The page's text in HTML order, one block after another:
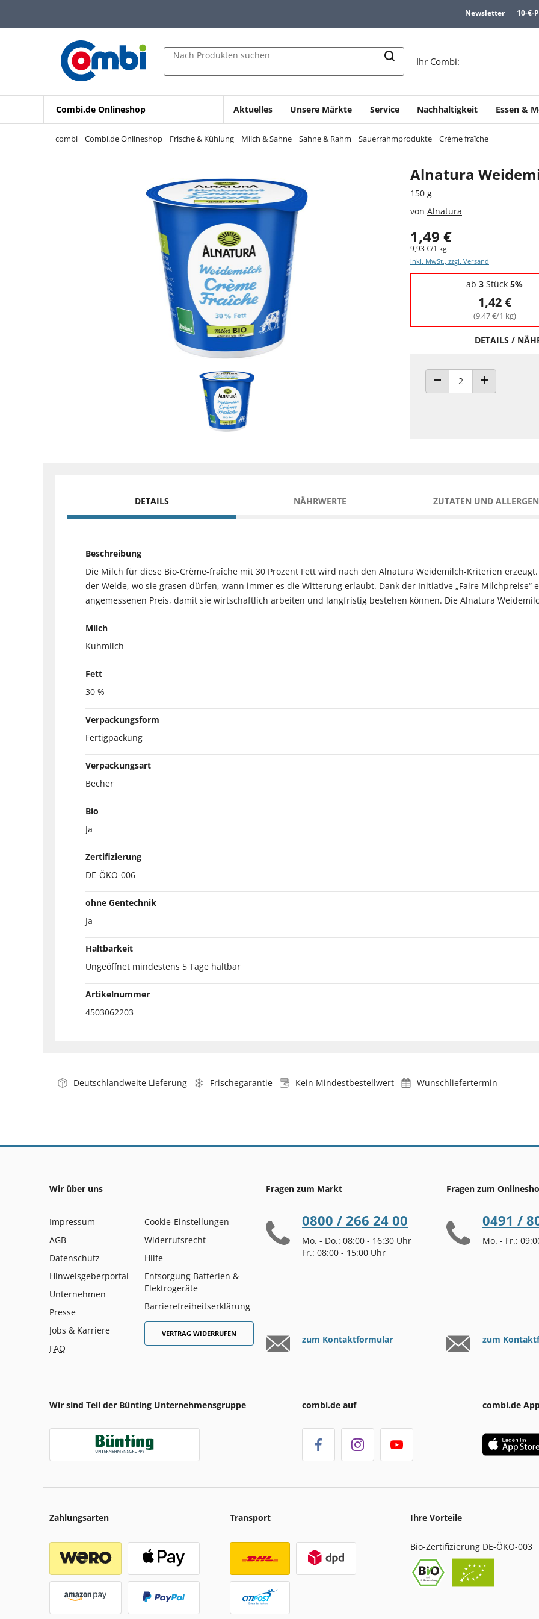
Zur Navigation springen
Zur Suche springen
Newsletter 10-€-
Nach Produkten suchen
Ihr Combi:
Combi.de Onlineshop Aktuelles Unsere Märkte Service Nachhaltigkeit Essen &
combi Combi.de Onlineshop Frische & Kühlung Milch & Sahne Sahne & Rahm Sauerrahmprodukte Crème fraîche
Alnatura
150 g
von Alnatura
1,49 €
9,93 €/1 kg
inkl. MwSt., zzgl. Versand
Staffelpreise - Mengenrabatt
ab 3 Stück 5%
1,42 €
(9,47 €/1 kg)
DETAILS /
ANZAHL VERRINGERN
ANZAHL
DETAILS NÄHRWERTE ZUTATEN UND
Beschreibung
Die Milch für diese Bio-Crème-fraîche mit 30 Prozent Fett wird nach den Alnatura Weidemilch-Kriterien
der Weide, wo sie grasen dürfen, wann immer es die Witterung erlaubt. Dank der Initiative „Faire
angemessenen Preis, damit sie wirtschaftlich arbeiten und langfristig bestehen können. Die Alnatura
Milch
Kuhmilch
Fett
30 %
Verpackungsform
Fertigpackung
Verpackungsart
Becher
Bio
Ja
Zertifizierung
DE-ÖKO-006
ohne Gentechnik
Ja
Haltbarkeit
Ungeöffnet mindestens 5 Tage haltbar
Artikelnummer
4503062203
Deutschlandweite Lieferung Frischegarantie Kein Mindestbestellwert Wunschliefertermin
Wir über uns
Impressum
AGB
Datenschutz
Hinweisgeberportal
Unternehmen
Presse
Jobs & Karriere
FAQ
Cookie-Einstellungen
Widerrufsrecht
Hilfe
Entsorgung Batterien &
Elektrogeräte
Barrierefreiheitserklärung
VERTRAG WIDERRUFEN
Fragen zum Markt
0800 / 266 24 00
Mo. - Do.: 08:00 - 16:30 Uhr
Fr.: 08:00 - 15:00 Uhr
zum Kontaktformular
Fragen zum
0491 /
Mo. - Fr.:
zum
Wir sind Teil der Bünting Unternehmensgruppe combi.de auf combi.de
Zahlungsarten Transport Ihre Vorteile
Bio-Zertifizierung DE-ÖKO-003